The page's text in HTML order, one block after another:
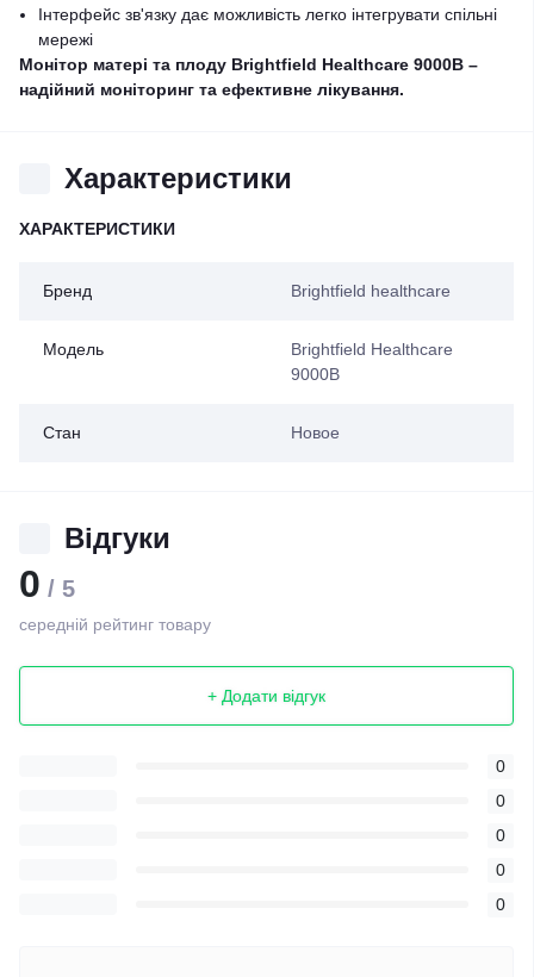
Інтерфейс зв'язку дає можливість легко інтегрувати спільні
мережі
Монітор матері та плоду Brightfield Healthcare 9000B –
надійний моніторинг та ефективне лікування.
Характеристики
ХАРАКТЕРИСТИКИ
Бренд Brightfield healthcare
Модель
Brightfield Healthcare
9000B
Стан Новое
Відгуки
0 / 5
середній рейтинг товару
+ Додати відгук
0
0
0
0
0